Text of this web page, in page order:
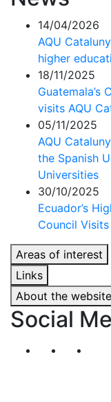
14/04/2026
AQU
higher
18/11/2025
Guatemala’s
visits AQU
05/11/2025
AQU
the Spanish
Universities
30/10/2025
Ecuador’s
Council
Areas of interest
Links
About the website
Social